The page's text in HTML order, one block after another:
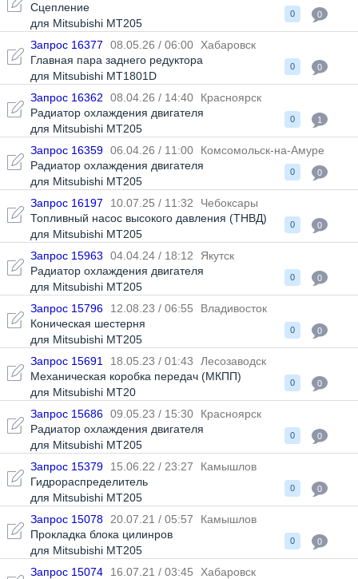
Сцепление
для Mitsubishi MT205
0 0
Запрос 16377 08.05.26 / 06:00
Хабаровск
Главная пара заднего редуктора
для Mitsubishi MT1801D
0 0
Запрос 16362 08.04.26 / 14:40
Красноярск
Радиатор охлаждения двигателя
для Mitsubishi MT205
0 1
Запрос 16359 06.04.26 / 11:00
Комсомольск-на-Амуре
Радиатор охлаждения двигателя
для Mitsubishi MT205
0 0
Запрос 16197 10.07.25 / 11:32
Чебоксары
Топливный насос высокого давления (ТНВД)
для Mitsubishi MT205
0 0
Запрос 15963 04.04.24 / 18:12
Якутск
Радиатор охлаждения двигателя
для Mitsubishi MT205
0 0
Запрос 15796 12.08.23 / 06:55
Владивосток
Коническая шестерня
для Mitsubishi MT205
0 0
Запрос 15691 18.05.23 / 01:43
Лесозаводск
Механическая коробка передач (МКПП)
для Mitsubishi MT20
0 0
Запрос 15686 09.05.23 / 15:30
Красноярск
Радиатор охлаждения двигателя
для Mitsubishi MT205
0 0
Запрос 15379 15.06.22 / 23:27
Камышлов
Гидрораспределитель
для Mitsubishi MT205
0 0
Запрос 15078 20.07.21 / 05:57
Камышлов
Прокладка блока цилинров
для Mitsubishi MT205
0 0
Запрос 15074 16.07.21 / 03:45
Хабаровск